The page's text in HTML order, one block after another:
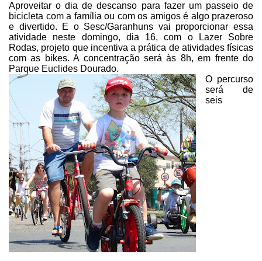
Aproveitar o dia de descanso para fazer um passeio de
bicicleta com a família ou com os amigos é algoprazeroso
e divertido. E o Sesc/Garanhuns vai proporcionar essa
atividade neste domingo, dia 16, com o Lazer Sobre
Rodas, projeto que incentiva a prática deatividades físicas
com as bikes. A concentração será às 8h, em frente do
Parque Euclides Dourado.
O percurso
será de
seis